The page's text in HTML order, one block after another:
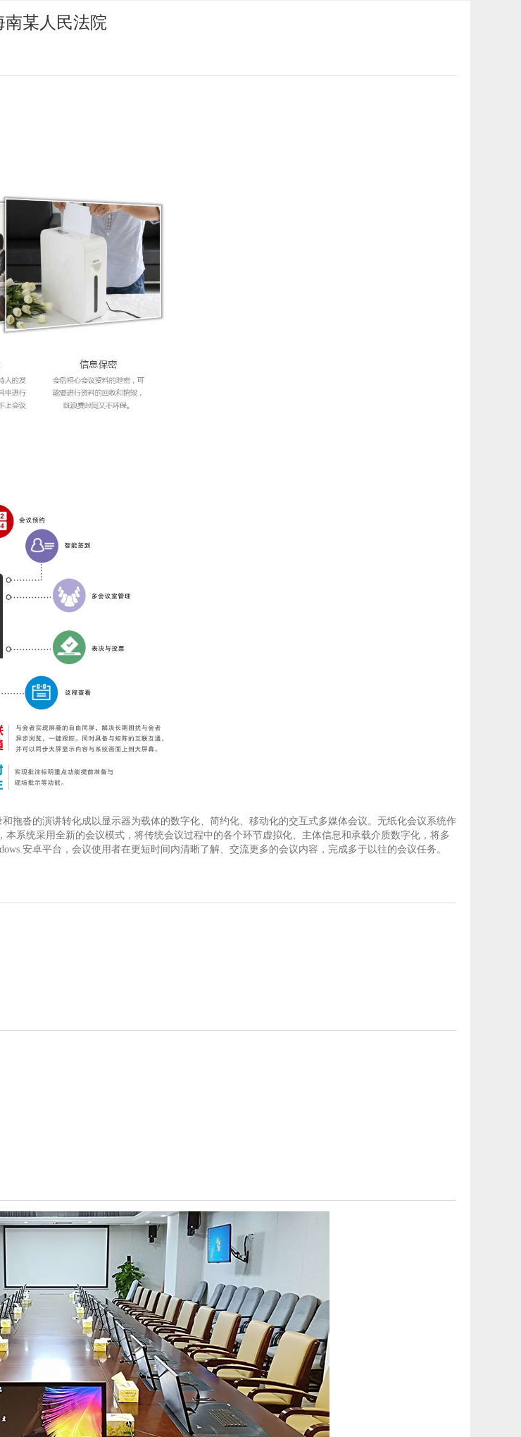
南某人民法院
拖沓的演讲转化成以显示器为载体的数字化、简约化、移动化的交互式多媒体会议。无纸化会议系统作
系统采用全新的会议模式，将传统会议过程中的各个环节虚拟化、主体信息和承载介质数字化，将多
安卓平台，会议使用者在更短时间内清晰了解、交流更多的会议内容，完成多于以往的会议任务。